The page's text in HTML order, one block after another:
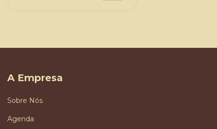
A Empresa
Sobre Nós
Agenda